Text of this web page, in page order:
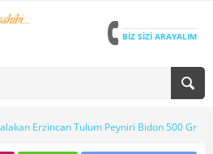
BİZ SİZİ ARAYALIM
Erzincan Tulum Peyniri Bidon 500 Gr